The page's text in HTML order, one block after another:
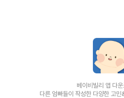
베이비빌리 앱 다
다른 엄빠들이 작성한 다양한 고